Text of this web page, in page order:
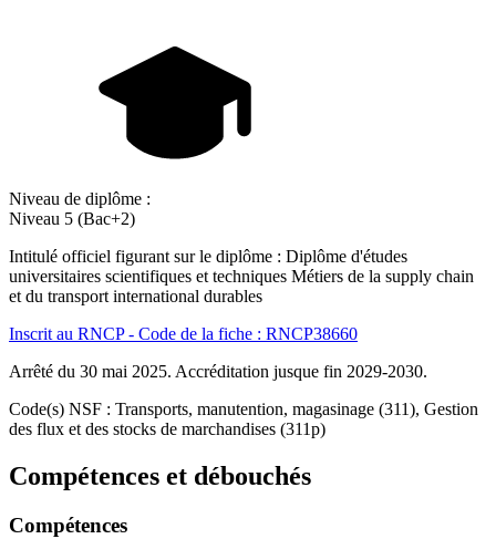
Niveau de diplôme :
Niveau 5 (Bac+2)
Intitulé officiel figurant sur le diplôme : Diplôme d'études
universitaires scientifiques et techniques Métiers de la supply chain
et du transport international durables
Inscrit au RNCP - Code de la fiche : RNCP38660
Arrêté du 30 mai 2025. Accréditation jusque fin 2029-2030.
Code(s) NSF : Transports, manutention, magasinage (311), Gestion
des flux et des stocks de marchandises (311p)
Compétences et débouchés
Compétences